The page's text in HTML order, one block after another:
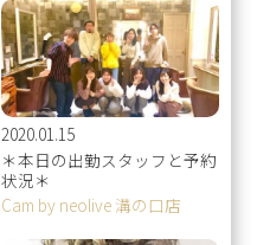
2020.01.15
＊本日の出勤スタッフと予約
状況＊
Cam by neolive 溝の口店